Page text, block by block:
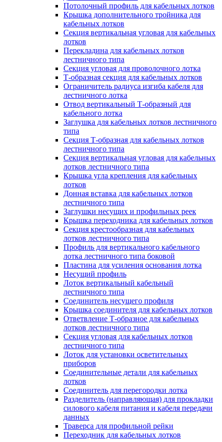
Потолочный профиль для кабельных лотков
Крышка дополнительного тройника для
кабельных лотков
Секция вертикальная угловая для кабельных
лотков
Перекладина для кабельных лотков
лестничного типа
Секция угловая для проволочного лотка
Т-образная секция для кабельных лотков
Ограничитель радиуса изгиба кабеля для
лестничного лотка
Отвод вертикальный Т-образный для
кабельного лотка
Заглушка для кабельных лотков лестничного
типа
Секция Т-образная для кабельных лотков
лестничного типа
Секция вертикальная угловая для кабельных
лотков лестничного типа
Крышка угла крепления для кабельных
лотков
Донная вставка для кабельных лотков
лестничного типа
Заглушки несущих и профильных реек
Крышка переходника для кабельных лотков
Секция крестообразная для кабельных
лотков лестничного типа
Профиль для вертикального кабельного
лотка лестничного типа боковой
Пластина для усиления основания лотка
Несущий профиль
Лоток вертикальный кабельный
лестничного типа
Соединитель несущего профиля
Крышка соединителя для кабельных лотков
Ответвление Т-образное для кабельных
лотков лестничного типа
Секция угловая для кабельных лотков
лестничного типа
Лоток для установки осветительных
приборов
Соединительные детали для кабельных
лотков
Соединитель для перегородки лотка
Разделитель (направляющая) для прокладки
силового кабеля питания и кабеля передачи
данных
Траверса для профильной рейки
Переходник для кабельных лотков